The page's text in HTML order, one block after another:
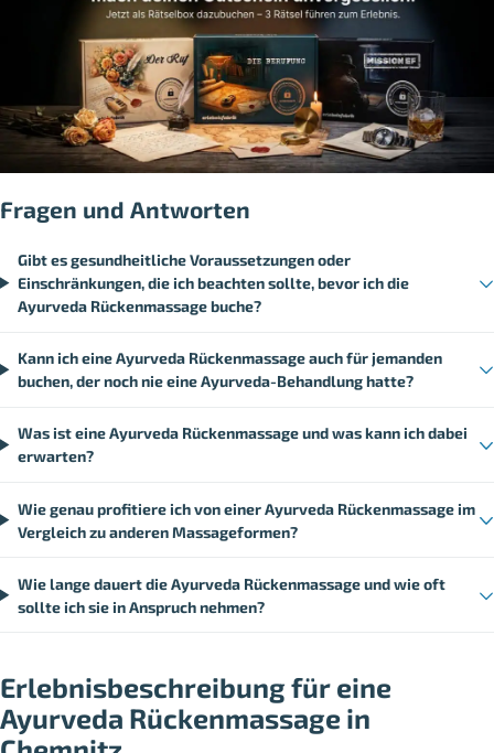
Fragen und Antworten
Gibt es gesundheitliche Voraussetzungen oder
Einschränkungen, die ich beachten sollte, bevor ich die
Ayurveda Rückenmassage buche?
Kann ich eine Ayurveda Rückenmassage auch für jemanden
buchen, der noch nie eine Ayurveda-Behandlung hatte?
Was ist eine Ayurveda Rückenmassage und was kann ich dabei
erwarten?
Wie genau profitiere ich von einer Ayurveda Rückenmassage im
Vergleich zu anderen Massageformen?
Wie lange dauert die Ayurveda Rückenmassage und wie oft
sollte ich sie in Anspruch nehmen?
Erlebnisbeschreibung für eine
Ayurveda Rückenmassage in